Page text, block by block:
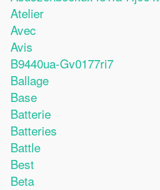
Atelier
Avec
Avis
B9440ua-Gv0177ri7
Ballage
Base
Batterie
Batteries
Battle
Best
Beta